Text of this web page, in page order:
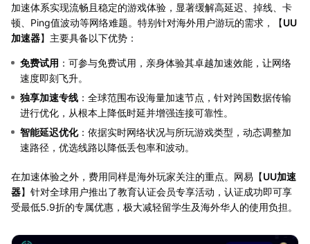
加速体系实现流畅且稳定的游戏体验，显著缓解高延迟、掉线、卡
顿、Ping值波动等网络难题。特别针对海外用户游玩的需求，【UU
加速器】主要具备以下优势：
免费试用 ：可参与免费试用，亲身体验其卓越加速效能，让网络
速度即刻飞升。
独享加速专线 ：全球范围布设海量加速节点，针对跨国数据传输
进行优化，从根本上降低时延并增强连接可靠性。
智能延迟优化：依据实时网络状况与所玩游戏类型，动态调整加
速路径，优选线路以降低丢包率和波动。
在加速体验之外，费用同样是海外玩家关注的重点。网易【UU加速
器】针对全球用户推出了教育认证会员专享活动，认证成功即可享
受最低5.9折的专属优惠，极大减轻留学生及海外华人的使用负担。